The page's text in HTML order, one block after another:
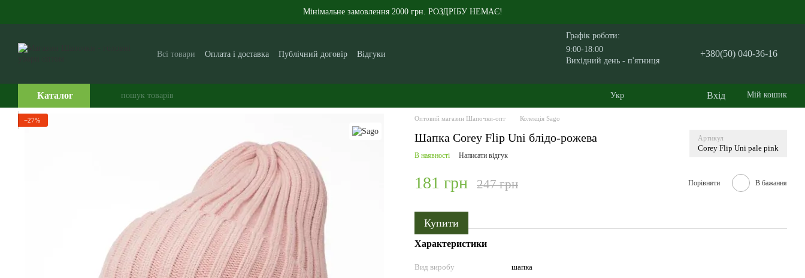
Мінімальне замовлення 2000 грн. РОЗДРІБУ НЕМАЄ!
Всі товари Оплата і доставка Публічний договір
Відгуки
Графік роботи:
9:00-18:00
Вихідний день - п'ятниця
+380(50) 040-36-16
Каталог Укр Вхід Мій кошик
−27% Оптовий магазин Шапочки-опт Колекція Sago
Шапка Corey Flip Uni блідо-рожева Артикул
Corey Flip Uni pale pink
В наявності Написати відгук
181 грн 247 грн Порівняти В бажання
Купити
Характеристики
Вид виробу
шапка